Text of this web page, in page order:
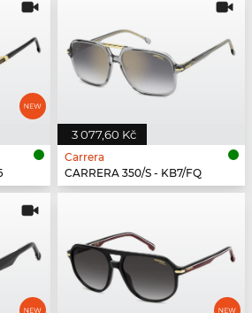
3 077,60 Kč
Carrera
CARRERA 350/S - KB7/FQ